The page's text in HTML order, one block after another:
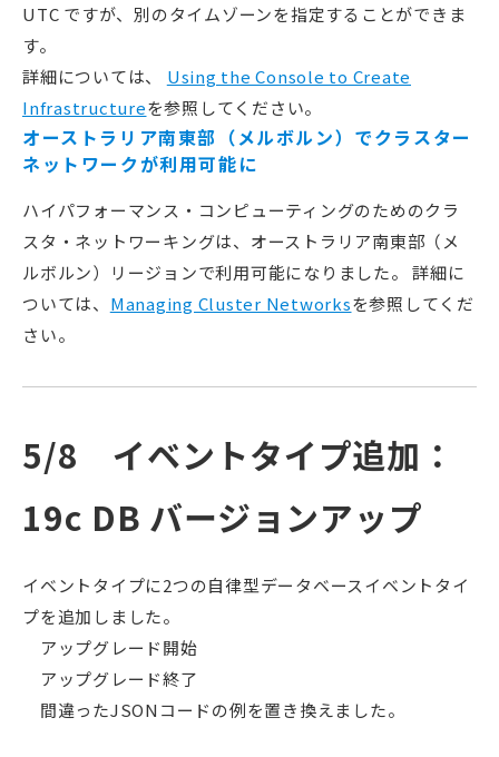
UTC ですが、別のタイムゾーンを指定することができま
す。
詳細については、 Using the Console to Create
Infrastructureを参照してください。
オーストラリア南東部（メルボルン）でクラスター
ネットワークが利用可能に
ハイパフォーマンス・コンピューティングのためのクラ
スタ・ネットワーキングは、オーストラリア南東部（メ
ルボルン）リージョンで利用可能になりました。 詳細に
ついては、 Managing Cluster Networksを参照してくだ
さい。
5/8 イベントタイプ追加：
19c DB バージョンアップ
イベントタイプに2つの自律型データベースイベントタイ
プを追加しました。
アップグレード開始
アップグレード終了
間違ったJSONコードの例を置き換えました。